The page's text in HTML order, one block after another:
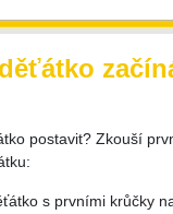
postavit? Zkouší
s prvními krůčky